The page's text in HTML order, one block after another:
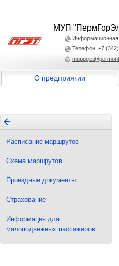
МУП
Информационная
Телефон: +7
О предприятии
Расписание маршрутов
Схема маршрутов
Проездные документы
Страхование
Информация для
малоподвижных пассажиров